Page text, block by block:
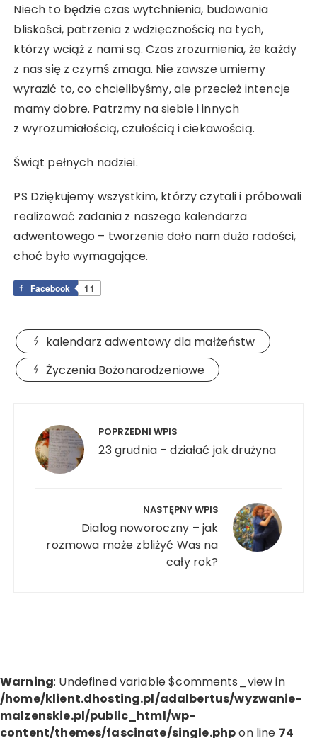
Niech to będzie czas wytchnienia, budowania
bliskości, patrzenia z wdzięcznością na tych,
którzy wciąż z nami są. Czas zrozumienia, że każdy
z nas się z czymś zmaga. Nie zawsze umiemy
wyrazić to, co chcielibyśmy, ale przecież intencje
mamy dobre. Patrzmy na siebie i innych
z wyrozumiałością, czułością i ciekawością.
Świąt pełnych nadziei.
PS Dziękujemy wszystkim, którzy czytali i próbowali
realizować zadania z naszego kalendarza
adwentowego – tworzenie dało nam dużo radości,
choć było wymagające.
Facebook 11
kalendarz adwentowy dla małżeństw
Życzenia Bożonarodzeniowe
wpisu POPRZEDNI WPIS
23 grudnia – działać jak drużyna
NASTĘPNY WPIS
Dialog noworoczny – jak
rozmowa może zbliżyć Was na
cały rok?
Warning: Undefined variable $comments_view in
/home/klient.dhosting.pl/adalbertus/wyzwanie-
malzenskie.pl/public_html/wp-
content/themes/fascinate/single.phpon line 74